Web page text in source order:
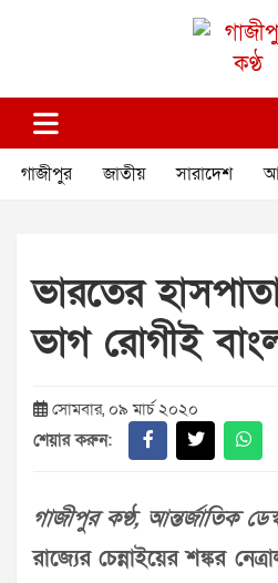
গাজীপুর কণ্ঠ
গাজীপুর জাতীয় সারাদেশ
ভারতের
ভাগ রোগীই
সোমবার, ০৯ মার্চ ২০২০
শেয়ার করুন:
গাজীপুর কণ্ঠ, আন্তর্জাতিক
রাজ্যের চেন্নাইয়ের শঙ্কর